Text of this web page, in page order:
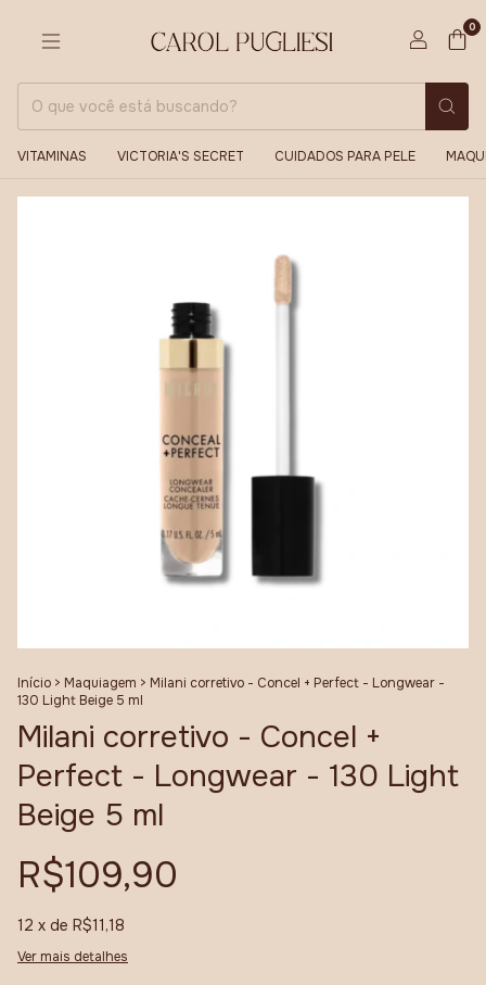
0
VITAMINAS VICTORIA'S SECRET CUIDADOS PARA PELE
Início > Maquiagem > Milani corretivo - Concel + Perfect - Longwear -
130 Light Beige 5 ml
Milani corretivo - Concel +
Perfect - Longwear - 130 Light
Beige 5 ml
R$109,90
12 x de R$11,18
Ver mais detalhes